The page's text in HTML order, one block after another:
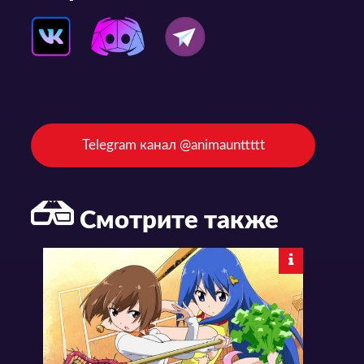
Telegram канал @animaunttttt
Смотрите также